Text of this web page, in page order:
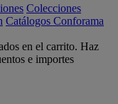
Colecciones
Catálogos Conforama
en el carrito. Haz
e importes